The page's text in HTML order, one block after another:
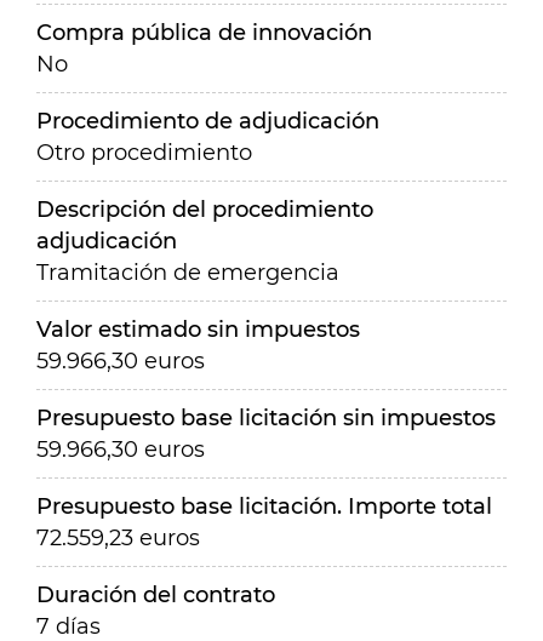
Compra pública de innovación
No
Procedimiento de adjudicación
Otro procedimiento
Descripción del procedimiento
adjudicación
Tramitación de emergencia
Valor estimado sin impuestos
59.966,30 euros
Presupuesto base licitación sin impuestos
59.966,30 euros
Presupuesto base licitación. Importe total
72.559,23 euros
Duración del contrato
7 días